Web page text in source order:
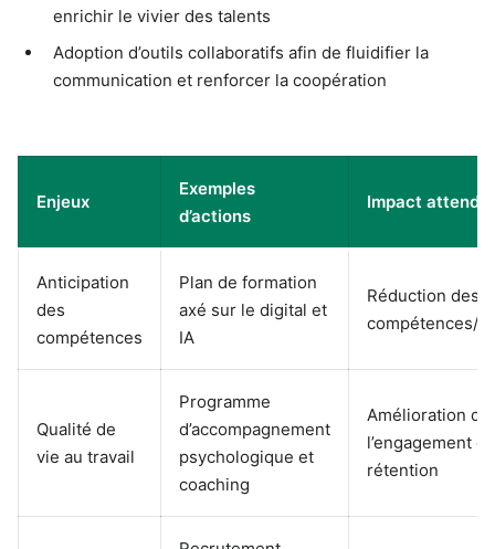
enrichir le vivier des talents
Adoption d’outils collaboratifs afin de fluidifier la
communication et renforcer la coopération
Enjeux
Exemples
d’actions
Impact attendu
Anticipation
des
compétences
Plan de formation
axé sur le digital et
IA
Réduction des
compétences/
Qualité de
vie au travail
Programme
d’accompagnement
psychologique et
coaching
Amélioration de
l’engagement et
rétention